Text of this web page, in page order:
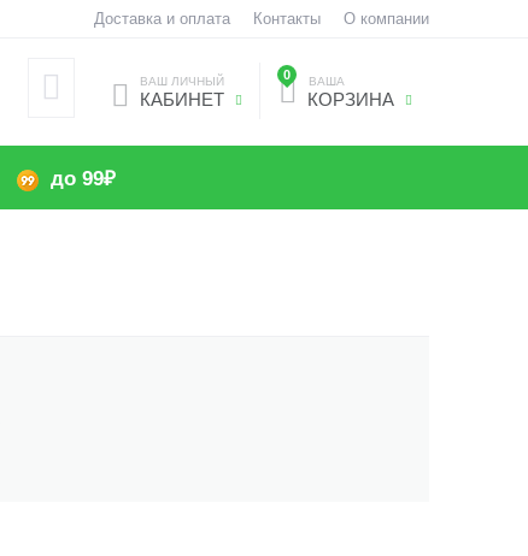
Доставка и оплата Контакты О компании
0 ВАША
КОРЗИНА
ВАШ ЛИЧНЫЙ
КАБИНЕТ
до 99₽